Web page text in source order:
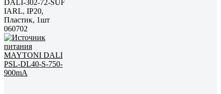
DALI-302-72-SUF
IARL, IP20,
Пластик, 1шт
060702